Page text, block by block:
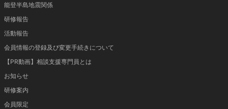
能登半島地震関係
研修報告
活動報告
会員情報の登録及び変更手続きについて
【PR動画】相談支援専門員とは
お知らせ
研修案内
会員限定